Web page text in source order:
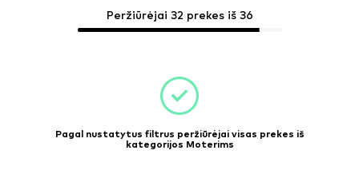
Peržiūrėjai 32 prekes iš 36
Pagal nustatytus filtrus peržiūrėjai visas prekes iš
kategorijos Moterims